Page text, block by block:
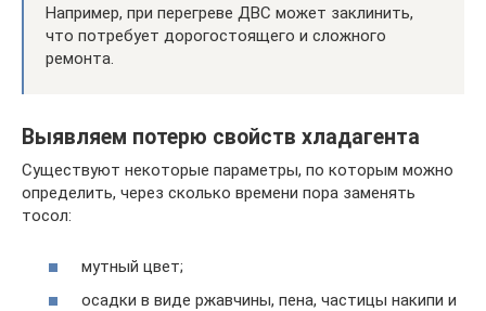
Например, при перегреве ДВС может заклинить,
что потребует дорогостоящего и сложного
ремонта.
Выявляем потерю свойств хладагента
Существуют некоторые параметры, по которым можно
определить, через сколько времени пора заменять
тосол:
мутный цвет;
осадки в виде ржавчины, пена, частицы накипи и